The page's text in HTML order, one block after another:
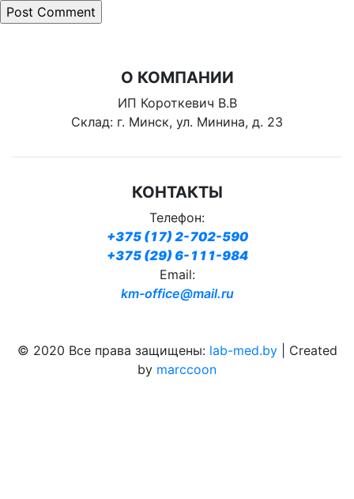
О КОМПАНИИ
ИП Короткевич В.В
Склад: г. Минск, ул. Минина, д. 23
КОНТАКТЫ
Телефон:
+375 (17) 2-702-590
+375 (29) 6-111-984
Email:
km-office@mail.ru
© 2020 Все права защищены: lab-med.by| Created
by marccoon